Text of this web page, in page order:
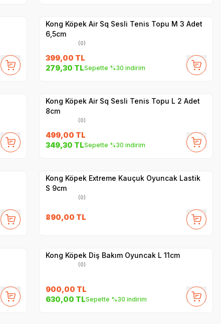
Kong Köpek Air Sq Sesli Tenis Topu M 3 Adet
6,5cm
(0)
399,00 TL
279,30 TLSepette %30 indirim
Kong Köpek Air Sq Sesli Tenis Topu L 2 Adet
8cm
(0)
499,00 TL
349,30 TLSepette %30 indirim
Kong Köpek Extreme Kauçuk Oyuncak Lastik
S 9cm
(0)
890,00 TL
Kong Köpek Diş Bakım Oyuncak L 11cm
(0)
900,00 TL
630,00 TLSepette %30 indirim